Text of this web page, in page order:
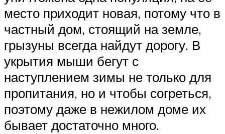
место приходит новая, потому что в
частный дом, стоящий на земле,
грызуны всегда найдут дорогу. В
укрытия мыши бегут с
наступлением зимы не только для
пропитания, но и чтобы согреться,
поэтому даже в нежилом доме их
бывает достаточно много.